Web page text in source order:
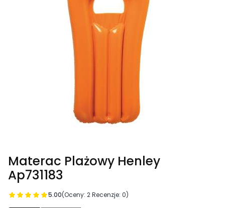
Materac Plażowy Henley
Ap731183
5.00(Oceny: 2 Recenzje: 0)